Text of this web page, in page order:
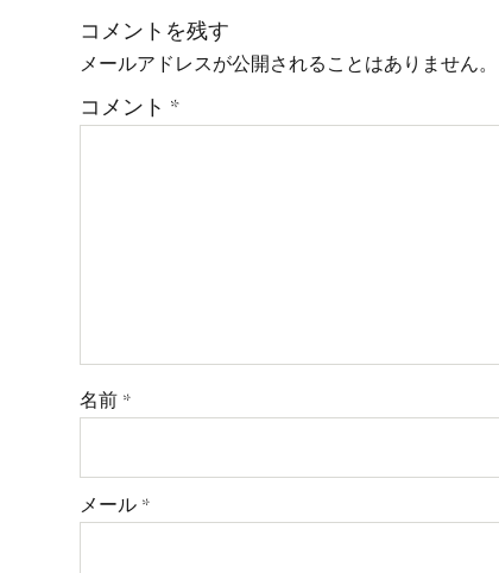
コメントを残す
メールアドレスが公開されることはありません。
コメント *
名前 *
メール *